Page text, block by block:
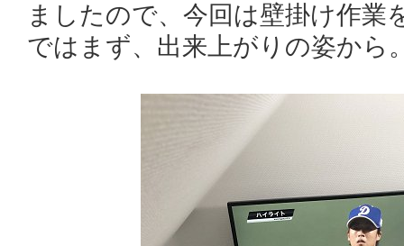
ましたので、今回は壁掛け作業
ではまず、出来上がりの姿から